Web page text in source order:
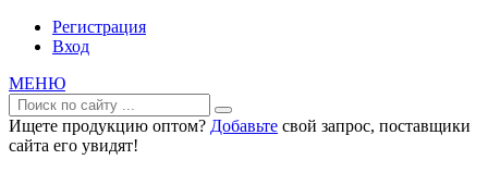
Регистрация
Вход
МЕНЮ
Ищете продукцию оптом? Добавьте свой запрос, поставщики
сайта его увидят!